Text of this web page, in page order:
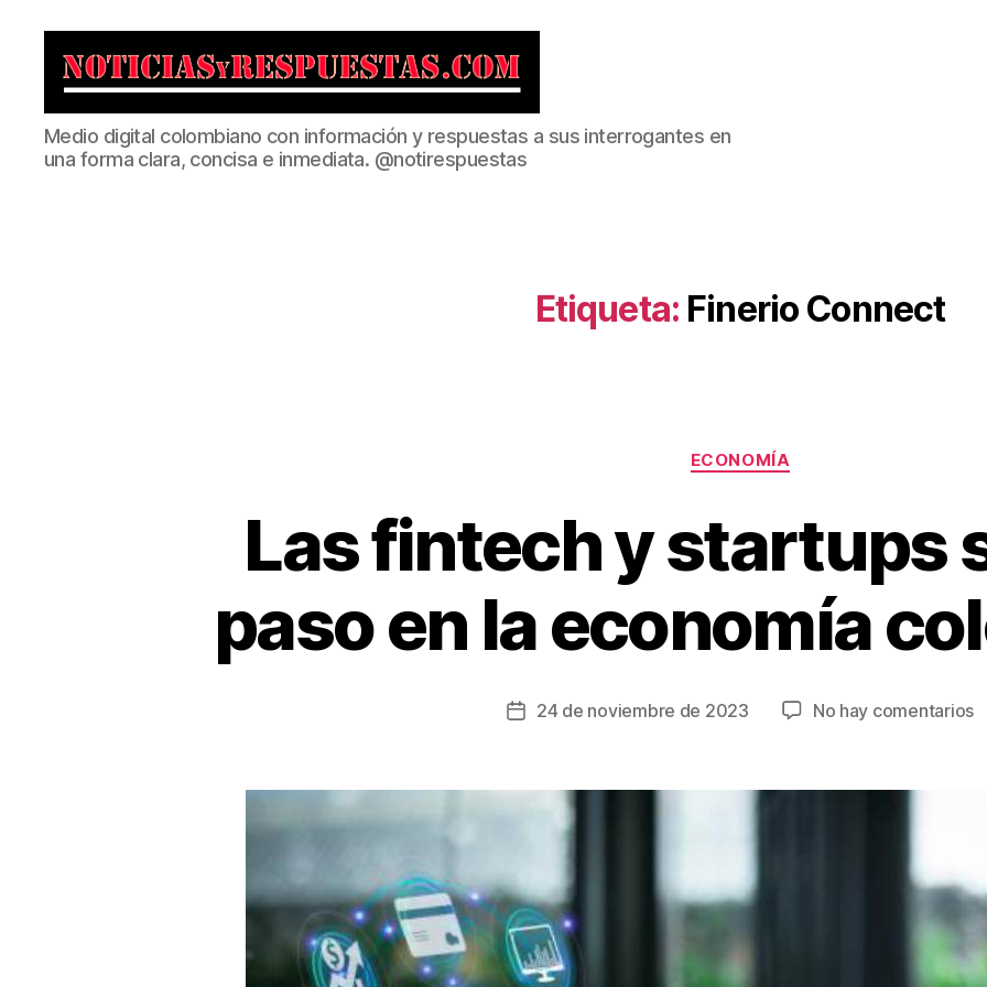
Noticias
y
Respuestas
Medio digital colombiano con información y respuestas a sus interrogantes en
una forma clara, concisa e inmediata. @notirespuestas
Etiqueta: Finerio Connect
Categorías
ECONOMÍA
Las fintech y startups
paso en la economía
Fecha
entrada
24 de noviembre de 2023 No hay comentariosen
en
la